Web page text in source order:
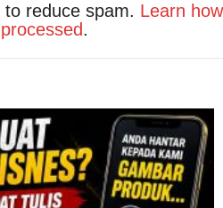
reduce spam. Learn how
.